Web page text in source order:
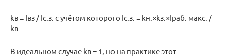
kв = Iвз / Iс.з. с учётом которого Iс.з. = kн.×kз.×Iраб. макс. /
kв
В идеальном случае kв = 1, но на практике этот